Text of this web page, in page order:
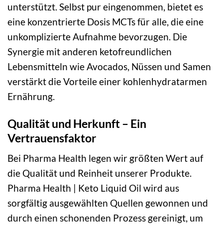
unterstützt. Selbst pur eingenommen, bietet es
eine konzentrierte Dosis MCTs für alle, die eine
unkomplizierte Aufnahme bevorzugen. Die
Synergie mit anderen ketofreundlichen
Lebensmitteln wie Avocados, Nüssen und Samen
verstärkt die Vorteile einer kohlenhydratarmen
Ernährung.
Qualität und Herkunft – Ein
Vertrauensfaktor
Bei Pharma Health legen wir größten Wert auf
die Qualität und Reinheit unserer Produkte.
Pharma Health | Keto Liquid Oil wird aus
sorgfältig ausgewählten Quellen gewonnen und
durch einen schonenden Prozess gereinigt, um